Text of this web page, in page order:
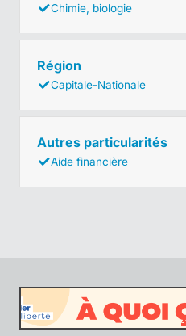
Chimie, biologie
Région
Capitale-Nationale
Autres particularités
Aide financière